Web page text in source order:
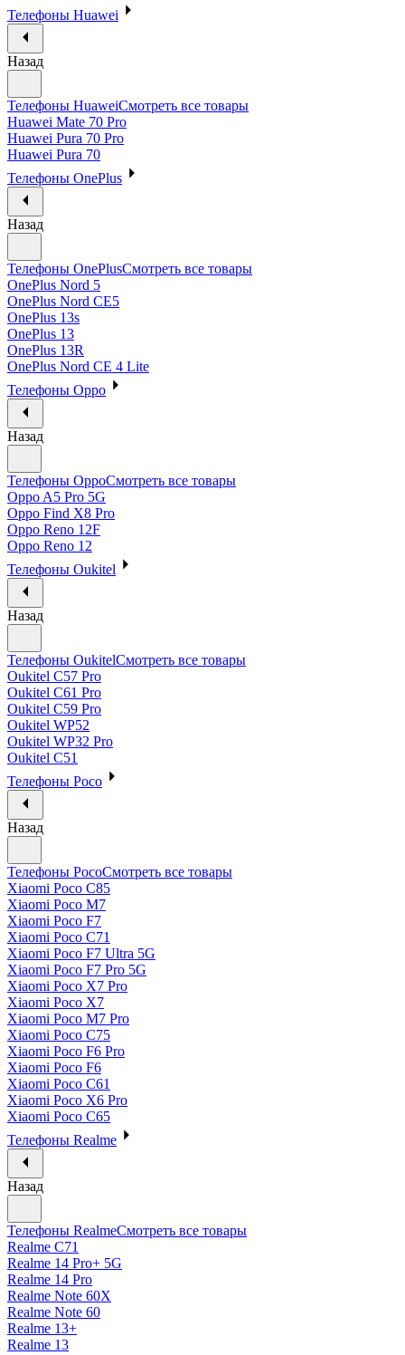
Телефоны Huawei
Назад
Телефоны HuaweiСмотреть все товары
Huawei Mate 70 Pro
Huawei Pura 70 Pro
Huawei Pura 70
Телефоны OnePlus
Назад
Телефоны OnePlusСмотреть все товары
OnePlus Nord 5
OnePlus Nord CE5
OnePlus 13s
OnePlus 13
OnePlus 13R
OnePlus Nord CE 4 Lite
Телефоны Oppo
Назад
Телефоны OppoСмотреть все товары
Oppo A5 Pro 5G
Oppo Find X8 Pro
Oppo Reno 12F
Oppo Reno 12
Телефоны Oukitel
Назад
Телефоны OukitelСмотреть все товары
Oukitel C57 Pro
Oukitel C61 Pro
Oukitel C59 Pro
Oukitel WP52
Oukitel WP32 Pro
Oukitel C51
Телефоны Poco
Назад
Телефоны PocoСмотреть все товары
Xiaomi Poco C85
Xiaomi Poco M7
Xiaomi Poco F7
Xiaomi Poco C71
Xiaomi Poco F7 Ultra 5G
Xiaomi Poco F7 Pro 5G
Xiaomi Poco X7 Pro
Xiaomi Poco X7
Xiaomi Poco M7 Pro
Xiaomi Poco C75
Xiaomi Poco F6 Pro
Xiaomi Poco F6
Xiaomi Poco C61
Xiaomi Poco X6 Pro
Xiaomi Poco C65
Телефоны Realme
Назад
Телефоны RealmeСмотреть все товары
Realme C71
Realme 14 Pro+ 5G
Realme 14 Pro
Realme Note 60X
Realme Note 60
Realme 13+
Realme 13